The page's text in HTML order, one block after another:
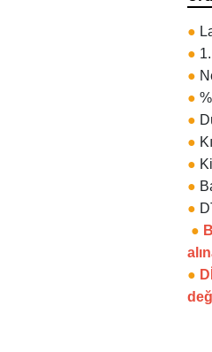
●
●
●
●
●
●
●
●
●
●
●